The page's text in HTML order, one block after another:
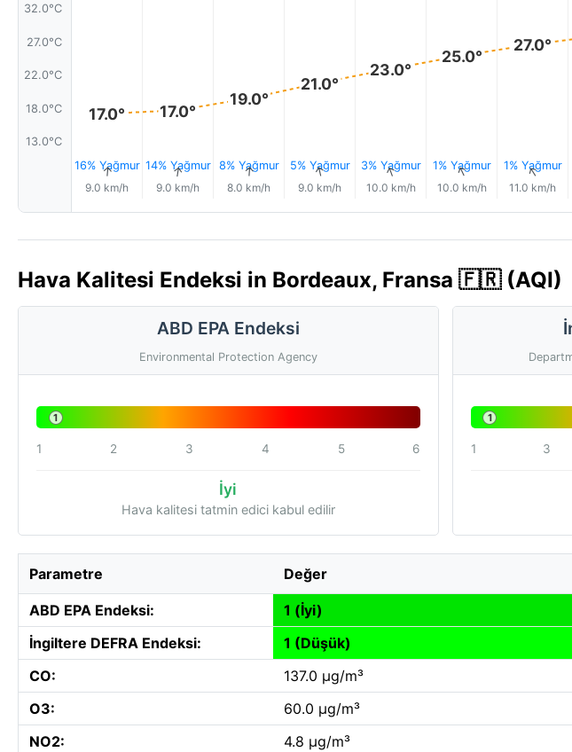
32.0°C
27.0°C
22.0°C
18.0°C
13.0°C
17.0°
16% Yağmur
↑
9.0 km/h
17.0°
14% Yağmur
↑
9.0 km/h
19.0°
8% Yağmur
↑
8.0 km/h
21.0°
5% Yağmur
↑
9.0 km/h
23.0°
3% Yağmur
↑
10.0 km/h
25.0°
1% Yağmur
↑
10.0 km/h
27.0°
1% Yağmur
↑
11.0 km/h
Hava Kalitesi Endeksi in Bordeaux, Fransa 🇫🇷 (AQI)
ABD EPA Endeksi
Environmental Protection Agency
1
1 2 3 4 5 6
İyi
Hava kalitesi tatmin edici kabul edilir
1
1 3
Parametre Değer
ABD EPA Endeksi:
1 (İyi)
İngiltere DEFRA Endeksi:
1 (Düşük)
CO:
137.0 µg/m³
O3:
60.0 µg/m³
NO2:
4.8 µg/m³